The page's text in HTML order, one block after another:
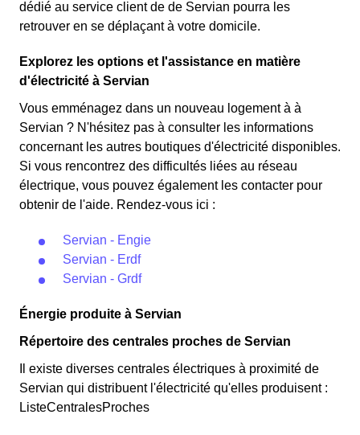
dédié au service client de de Servian pourra les
retrouver en se déplaçant à votre domicile.
Explorez les options et l'assistance en matière
d'électricité à Servian
Vous emménagez dans un nouveau logement à à
Servian ? N'hésitez pas à consulter les informations
concernant les autres boutiques d'électricité disponibles.
Si vous rencontrez des difficultés liées au réseau
électrique, vous pouvez également les contacter pour
obtenir de l'aide. Rendez-vous ici :
Servian - Engie
Servian - Erdf
Servian - Grdf
Énergie produite à Servian
Répertoire des centrales proches de Servian
Il existe diverses centrales électriques à proximité de
Servian qui distribuent l'électricité qu'elles produisent :
ListeCentralesProches